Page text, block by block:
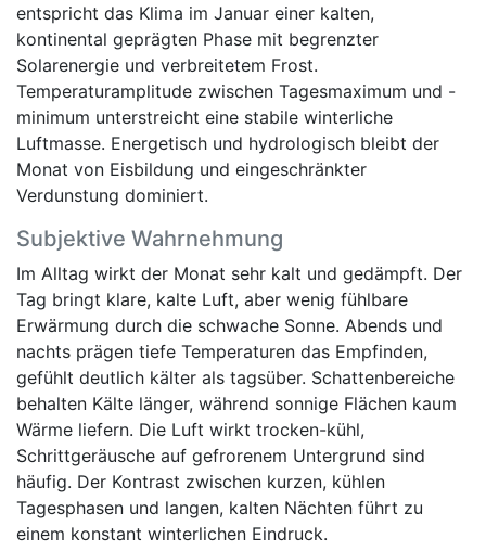
entspricht das Klima im Januar einer kalten,
kontinental geprägten Phase mit begrenzter
Solarenergie und verbreitetem Frost.
Temperaturamplitude zwischen Tagesmaximum und -
minimum unterstreicht eine stabile winterliche
Luftmasse. Energetisch und hydrologisch bleibt der
Monat von Eisbildung und eingeschränkter
Verdunstung dominiert.
Subjektive Wahrnehmung
Im Alltag wirkt der Monat sehr kalt und gedämpft. Der
Tag bringt klare, kalte Luft, aber wenig fühlbare
Erwärmung durch die schwache Sonne. Abends und
nachts prägen tiefe Temperaturen das Empfinden,
gefühlt deutlich kälter als tagsüber. Schattenbereiche
behalten Kälte länger, während sonnige Flächen kaum
Wärme liefern. Die Luft wirkt trocken-kühl,
Schrittgeräusche auf gefrorenem Untergrund sind
häufig. Der Kontrast zwischen kurzen, kühlen
Tagesphasen und langen, kalten Nächten führt zu
einem konstant winterlichen Eindruck.